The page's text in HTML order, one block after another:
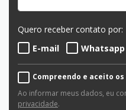
Quero receber contato por:
E-mail
Whatsapp
Compreendo e aceito
Ao informar meus dados, eu
privacidade.